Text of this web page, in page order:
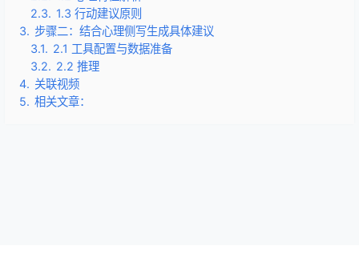
2.3.
1.3 行动建议原则
3.
步骤二：结合心理侧写生成具体建议
3.1.
2.1 工具配置与数据准备
3.2.
2.2 推理
4.
关联视频
5.
相关文章：